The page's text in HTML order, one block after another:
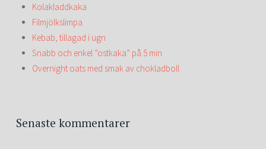
Kolakladdkaka
Filmjölkslimpa
Kebab, tillagad i ugn
Snabb och enkel ”ostkaka” på 5 min
Overnight oats med smak av chokladboll
Senaste kommentarer